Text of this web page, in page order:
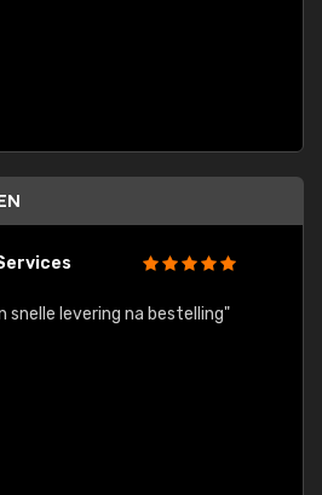
snelle levering na bestelling"